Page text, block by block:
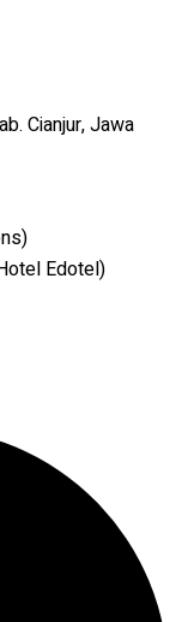
Cianjur, Jawa
Edotel)